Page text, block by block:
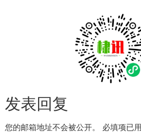
发表回复
您的邮箱地址不会被公开。 必填项已用